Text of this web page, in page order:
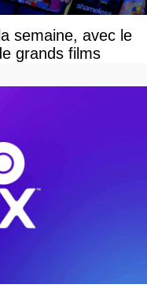
semaine, avec le
grands films